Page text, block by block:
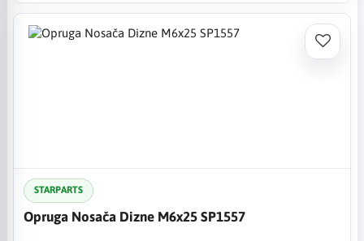
STARPARTS
Opruga Nosača Dizne M6x25 SP1557